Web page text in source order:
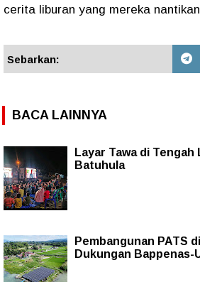
cerita liburan yang mereka
Sebarkan:
BACA LAINNYA
Layar Tawa di Tengah
Batuhula
Pembangunan PATS
Dukungan Bappenas-